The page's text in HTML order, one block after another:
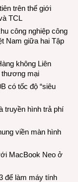
trên thế giới
TCL
công nghiệp công
Nam giữa hai Tập
không Liên
thương mại
có tốc độ “siêu
truyền hình trả phí
viền màn hình
MacBook Neo ở
để làm máy tính